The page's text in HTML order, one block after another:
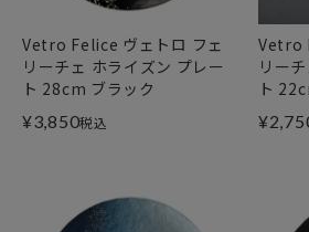
Vetro Felice ヴェトロ フェ
リーチェ ホライズン プレー
ト 28cm ブラック
¥3,850税込
Vetro
リー
ト
¥